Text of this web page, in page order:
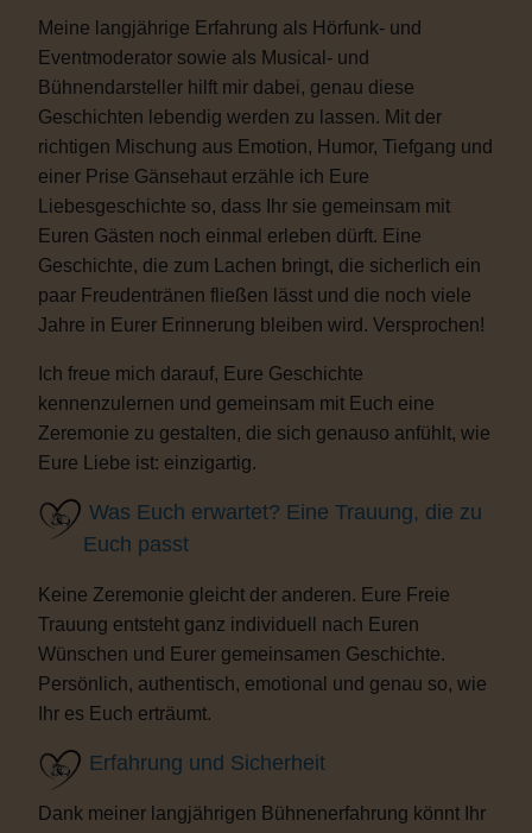
Meine langjährige Erfahrung als Hörfunk- und
Eventmoderator sowie als Musical- und
Bühnendarsteller hilft mir dabei, genau diese
Geschichten lebendig werden zu lassen. Mit der
richtigen Mischung aus Emotion, Humor, Tiefgang und
einer Prise Gänsehaut erzähle ich Eure
Liebesgeschichte so, dass Ihr sie gemeinsam mit
Euren Gästen noch einmal erleben dürft. Eine
Geschichte, die zum Lachen bringt, die sicherlich ein
paar Freudentränen fließen lässt und die noch viele
Jahre in Eurer Erinnerung bleiben wird. Versprochen!
Ich freue mich darauf, Eure Geschichte
kennenzulernen und gemeinsam mit Euch eine
Zeremonie zu gestalten, die sich genauso anfühlt, wie
Eure Liebe ist: einzigartig.
Was Euch erwartet? Eine Trauung, die zu
Euch passt
Keine Zeremonie gleicht der anderen. Eure Freie
Trauung entsteht ganz individuell nach Euren
Wünschen und Eurer gemeinsamen Geschichte.
Persönlich, authentisch, emotional und genau so, wie
Ihr es Euch erträumt.
Erfahrung und Sicherheit
Dank meiner langjährigen Bühnenerfahrung könnt Ihr